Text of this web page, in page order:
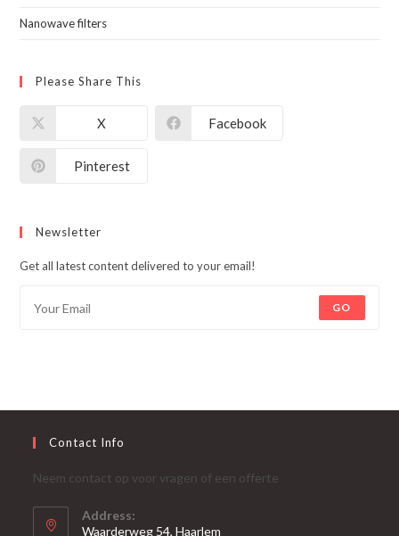
Nanowave filters
Please Share This
X Facebook
Pinterest
Newsletter
Get all latest content delivered to your email!
GO
Contact Info
Neem contact op voor vragen of een offerte
Address:
Waarderweg 54, Haarlem